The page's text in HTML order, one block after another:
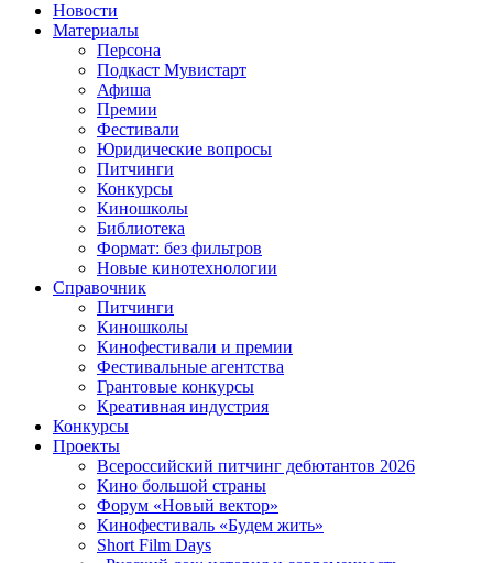
Новости
Материалы
Персона
Подкаст Мувистарт
Афиша
Премии
Фестивали
Юридические вопросы
Питчинги
Конкурсы
Киношколы
Библиотека
Формат: без фильтров
Новые кинотехнологии
Справочник
Питчинги
Киношколы
Кинофестивали и премии
Фестивальные агентства
Грантовые конкурсы
Креативная индустрия
Конкурсы
Проекты
Всероссийский питчинг дебютантов 2026
Кино большой страны
Форум «Новый вектор»
Кинофестиваль «Будем жить»
Short Film Days